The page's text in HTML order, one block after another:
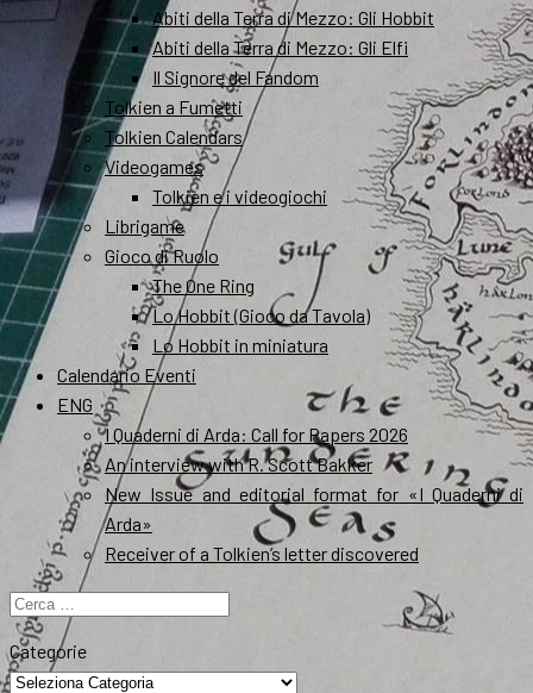
Abiti della Terra di Mezzo: Gli Hobbit
Abiti della Terra di Mezzo: Gli Elfi
Il Signore del Fandom
Tolkien a Fumetti
Tolkien Calendars
Videogames
Tolkien e i videogiochi
Librigame
Gioco di Ruolo
The One Ring
Lo Hobbit (Gioco da Tavola)
Lo Hobbit in miniatura
Calendario Eventi
ENG
I Quaderni di Arda: Call for Papers 2026
An interview with R. Scott Bakker
New Issue and editorial format for «I Quaderni di
Arda»
Receiver of a Tolkien’s letter discovered
Ricerca
per:
Categorie